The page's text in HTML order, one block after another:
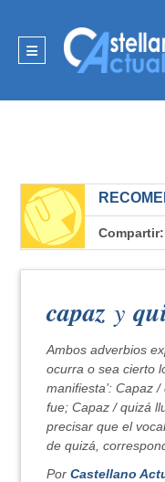
Compartir:
capaz y
Ambos adverbios
ocurra o sea cierto
manifiesta’: Capaz
fue; Capaz / quizá
precisar que el
de quizá,
PorCastellano